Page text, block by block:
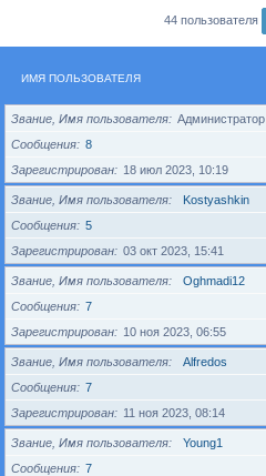
44 пользователя
ИМЯ ПОЛЬЗОВАТЕЛЯ
Звание, Имя пользователя Администратор
Сообщения
8
Зарегистрирован
18 июл 2023, 10:19
Звание, Имя пользователя
Kostyashkin
Сообщения
5
Зарегистрирован
03 окт 2023, 15:41
Звание, Имя пользователя
Oghmadi12
Сообщения
7
Зарегистрирован
10 ноя 2023, 06:55
Звание, Имя пользователя
Alfredos
Сообщения
7
Зарегистрирован
11 ноя 2023, 08:14
Звание, Имя пользователя
Young1
Сообщения
7